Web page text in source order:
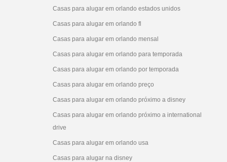
Casas para alugar em orlando estados unidos
Casas para alugar em orlando fl
Casas para alugar em orlando mensal
Casas para alugar em orlando para temporada
Casas para alugar em orlando por temporada
Casas para alugar em orlando preço
Casas para alugar em orlando próximo a disney
Casas para alugar em orlando próximo a international
drive
Casas para alugar em orlando usa
Casas para alugar na disney